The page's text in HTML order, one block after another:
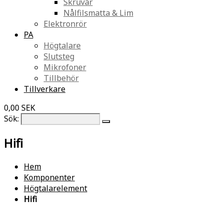
Nålfilsmatta & Lim
Elektronrör
PA
Högtalare
Slutsteg
Mikrofoner
Tillbehör
Tillverkare
0,00 SEK
Sök:
Hifi
Hem
Komponenter
Högtalarelement
Hifi